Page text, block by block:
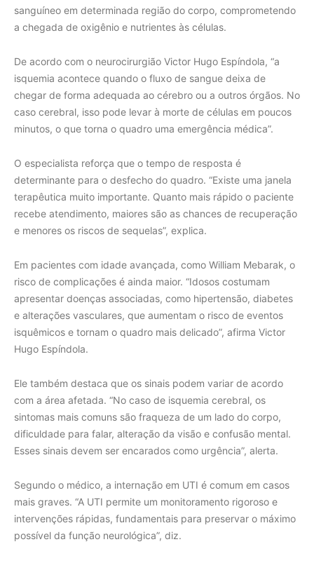
sanguíneo em determinada região do corpo, comprometendo
a chegada de oxigênio e nutrientes às células.
De acordo com o neurocirurgião Victor Hugo Espíndola, “a
isquemia acontece quando o fluxo de sangue deixa de
chegar de forma adequada ao cérebro ou a outros órgãos. No
caso cerebral, isso pode levar à morte de células em poucos
minutos, o que torna o quadro uma emergência médica”.
O especialista reforça que o tempo de resposta é
determinante para o desfecho do quadro. “Existe uma janela
terapêutica muito importante. Quanto mais rápido o paciente
recebe atendimento, maiores são as chances de recuperação
e menores os riscos de sequelas”, explica.
Em pacientes com idade avançada, como William Mebarak, o
risco de complicações é ainda maior. “Idosos costumam
apresentar doenças associadas, como hipertensão, diabetes
e alterações vasculares, que aumentam o risco de eventos
isquêmicos e tornam o quadro mais delicado”, afirma Victor
Hugo Espíndola.
Ele também destaca que os sinais podem variar de acordo
com a área afetada. “No caso de isquemia cerebral, os
sintomas mais comuns são fraqueza de um lado do corpo,
dificuldade para falar, alteração da visão e confusão mental.
Esses sinais devem ser encarados como urgência”, alerta.
Segundo o médico, a internação em UTI é comum em casos
mais graves. “A UTI permite um monitoramento rigoroso e
intervenções rápidas, fundamentais para preservar o máximo
possível da função neurológica”, diz.